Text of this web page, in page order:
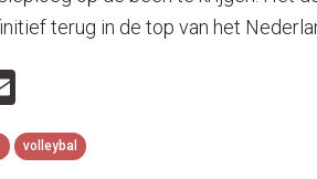
terug in de top van het
volleybal